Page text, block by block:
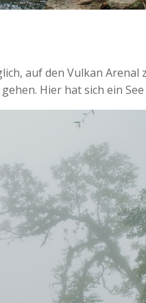
auf den Vulkan
gehen. Hier hat sich ein